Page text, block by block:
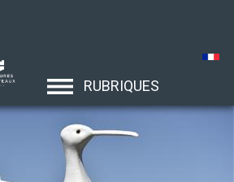
RUBRIQUES